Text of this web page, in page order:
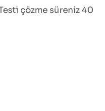
çözme süreniz 40